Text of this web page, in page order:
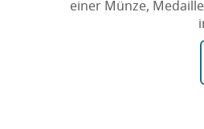
einer Münze,